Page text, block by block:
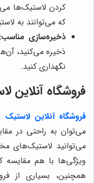
کردن لاستیک‌ها
که می‌توانند به
ذخیره‌سازی مناسب:
ذخیره می‌کنید،
نگهداری کنید.
فروشگاه آنلاین
فروشگاه آنلاین لاستیک
می‌توان به راحتی در
می‌توانید لاستیک‌های
ویژگی‌ها با هم مقایسه
همچنین، بسیاری از